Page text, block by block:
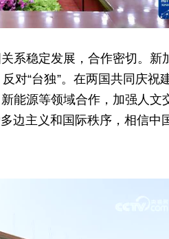
系稳定发展，合作密切。
对“台独”。在两国共同庆
能源等领域合作，加强人
主义和国际秩序，相信中